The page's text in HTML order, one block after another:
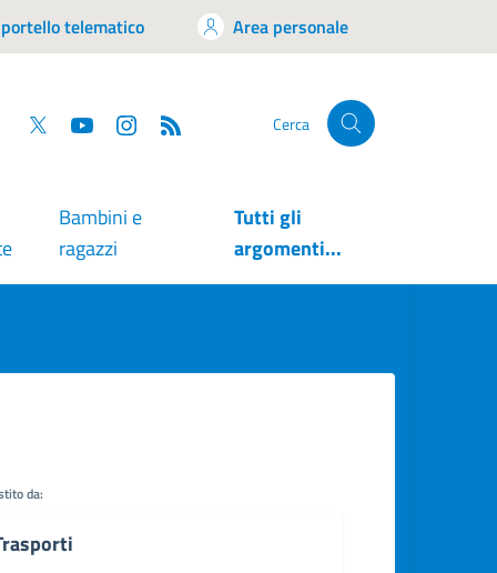
telematico Area personale
Facebook
Twitter YouTube Cerca
Bambini e
ragazzi
Tutti gli
argomenti...
da: